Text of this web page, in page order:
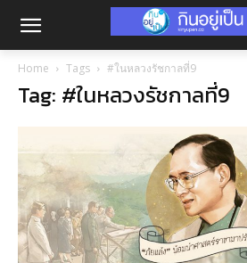
Home Tags #ในหลวงรัชกาลที่9
Tag: #ในหลวงรัชกาลที่9